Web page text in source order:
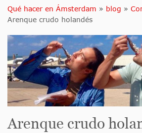
Qué hacer en Ámsterdam » blog »
Arenque crudo holandés
Arenque crudo